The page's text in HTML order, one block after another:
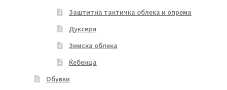
Заштитна тактичка облека и опрема
Дуксери
Зимска облека
Ќебенца
Обувки